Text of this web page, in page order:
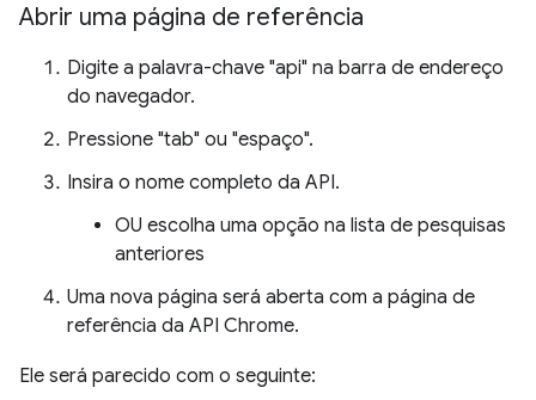
Abrir uma página de referência
Digite a palavra-chave "api" na barra de endereço
do navegador.
Pressione "tab" ou "espaço".
Insira o nome completo da API.
OU escolha uma opção na lista de pesquisas
anteriores
Uma nova página será aberta com a página de
referência da API Chrome.
Ele será parecido com o seguinte: